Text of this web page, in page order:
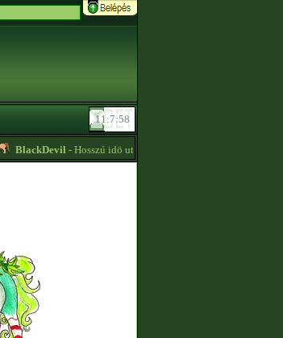
BlackDevil- Hosszú idö után,pár dolog kiesett tenyésztéssel